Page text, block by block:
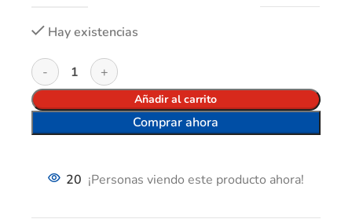
Hay existencias
Añadir al carrito
Comprar ahora
20 ¡Personas viendo este producto ahora!